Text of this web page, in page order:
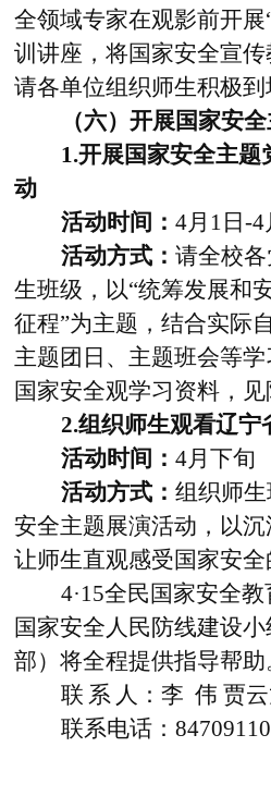
全领域专家在观影前开
训讲座，将国家安全宣传
请各单位组织师生积极到
（六）开展国家安
1.开展国家安全主题
动
活动时间：4月 1 日-4
活动方式：请全校
生班级，以“统筹发展和
征程”为主题，结合实际
主题团日、主题班会等
国家安全观学习资料，见
2.组织师生观看辽宁
活动时间：4月下旬
活动方式：组织师
安全主题展演活动，以
让师生直观感受国家安全
4·15全民国家安全
国家安全人民防线建设
部）将全程提供指导帮助
联 系 人：李 伟 贾
联系电话：